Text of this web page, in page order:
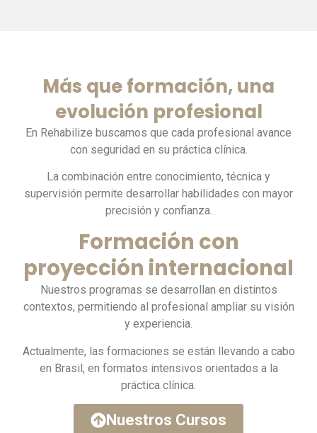
Más que formación, una
evolución profesional
En Rehabilize buscamos que cada profesional avance
con seguridad en su práctica clínica.
La combinación entre conocimiento, técnica y
supervisión permite desarrollar habilidades con mayor
precisión y confianza.
Formación con
proyección internacional
Nuestros programas se desarrollan en distintos
contextos, permitiendo al profesional ampliar su visión
y experiencia.
Actualmente, las formaciones se están llevando a cabo
en Brasil, en formatos intensivos orientados a la
práctica clínica.
Nuestros Cursos